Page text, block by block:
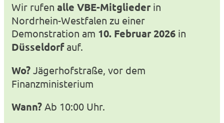
Wir rufen alle VBE-Mitglieder in
Nordrhein-Westfalen zu einer
Demonstration am 10. Februar 2026 in
Düsseldorfauf.
Wo? Jägerhofstraße, vor dem
Finanzministerium
Wann? Ab 10:00 Uhr.